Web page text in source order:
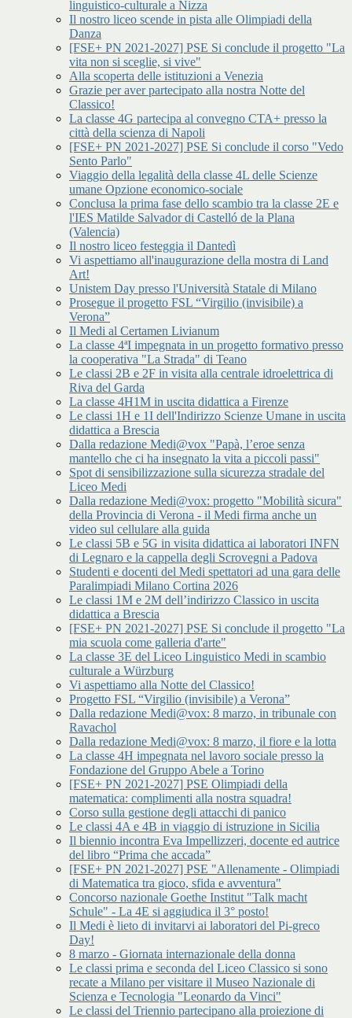
linguistico-culturale a Nizza
Il nostro liceo scende in pista alle Olimpiadi della
Danza
[FSE+ PN 2021-2027] PSE Si conclude il progetto "La
vita non si sceglie, si vive"
Alla scoperta delle istituzioni a Venezia
Grazie per aver partecipato alla nostra Notte del
Classico!
La classe 4G partecipa al convegno CTA+ presso la
città della scienza di Napoli
[FSE+ PN 2021-2027] PSE Si conclude il corso "Vedo
Sento Parlo"
Viaggio della legalità della classe 4L delle Scienze
umane Opzione economico-sociale
Conclusa la prima fase dello scambio tra la classe 2E e
l'IES Matilde Salvador di Castelló de la Plana
(Valencia)
Il nostro liceo festeggia il Dantedì
Vi aspettiamo all'inaugurazione della mostra di Land
Art!
Unistem Day presso l'Università Statale di Milano
Prosegue il progetto FSL “Virgilio (invisibile) a
Verona”
Il Medi al Certamen Livianum
La classe 4ªI impegnata in un progetto formativo presso
la cooperativa "La Strada" di Teano
Le classi 2B e 2F in visita alla centrale idroelettrica di
Riva del Garda
La classe 4H1M in uscita didattica a Firenze
Le classi 1H e 1I dell'Indirizzo Scienze Umane in uscita
didattica a Brescia
Dalla redazione Medi@vox "Papà, l’eroe senza
mantello che ci ha insegnato la vita a piccoli passi"
Spot di sensibilizzazione sulla sicurezza stradale del
Liceo Medi
Dalla redazione Medi@vox: progetto "Mobilità sicura"
della Provincia di Verona - il Medi firma anche un
video sul cellulare alla guida
Le classi 5B e 5G in visita didattica ai laboratori INFN
di Legnaro e la cappella degli Scrovegni a Padova
Studenti e docenti del Medi spettatori ad una gara delle
Paralimpiadi Milano Cortina 2026
Le classi 1M e 2M dell’indirizzo Classico in uscita
didattica a Brescia
[FSE+ PN 2021-2027] PSE Si conclude il progetto "La
mia scuola come galleria d'arte"
La classe 3E del Liceo Linguistico Medi in scambio
culturale a Würzburg
Vi aspettiamo alla Notte del Classico!
Progetto FSL “Virgilio (invisibile) a Verona”
Dalla redazione Medi@vox: 8 marzo, in tribunale con
Ravachol
Dalla redazione Medi@vox: 8 marzo, il fiore e la lotta
La classe 4H impegnata nel lavoro sociale presso la
Fondazione del Gruppo Abele a Torino
[FSE+ PN 2021-2027] PSE Olimpiadi della
matematica: complimenti alla nostra squadra!
Corso sulla gestione degli attacchi di panico
Le classi 4A e 4B in viaggio di istruzione in Sicilia
Il biennio incontra Eva Impellizzeri, docente ed autrice
del libro “Prima che accada”
[FSE+ PN 2021-2027] PSE "Allenamente - Olimpiadi
di Matematica tra gioco, sfida e avventura"
Concorso nazionale Goethe Institut "Talk macht
Schule" - La 4E si aggiudica il 3° posto!
Il Medi è lieto di invitarvi ai laboratori del Pi-greco
Day!
8 marzo - Giornata internazionale della donna
Le classi prima e seconda del Liceo Classico si sono
recate a Milano per visitare il Museo Nazionale di
Scienza e Tecnologia "Leonardo da Vinci"
Le classi del Triennio partecipano alla proiezione di